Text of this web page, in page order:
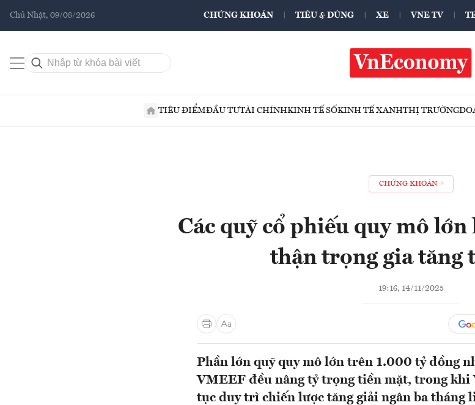
Chủ Nhật, 09/08/2026 CHỨNG KHOÁN TIÊU & DÙNG XE VNE TV
TIÊU ĐIỂMĐẦU TƯTÀI CHÍNHKINH TẾ SỐKINH TẾ XANHTHỊ TRƯỜNG
CHỨNG KHOÁN
Các quỹ cổ phiếu quy mô
thận trọng gia tăng
19:16, 14/11/2025
Phần lớn quỹ quy mô lớn trên 1.000 tỷ đồng
VMEEF đều nâng tỷ trọng tiền mặt, trong khi
tục duy trì chiến lược tăng giải ngân ba tháng